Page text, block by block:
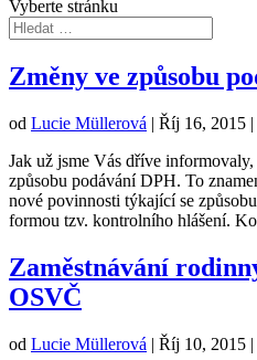
Vyberte stránku
Změny ve způsobu
od Lucie Müllerová | Říj 16, 2015 |
Jak už jsme Vás dříve
způsobu podávání DPH. To
nové povinnosti týkající se
formou tzv. kontrolního hlášení.
Zaměstnávání
OSVČ
od Lucie Müllerová | Říj 10, 2015 |